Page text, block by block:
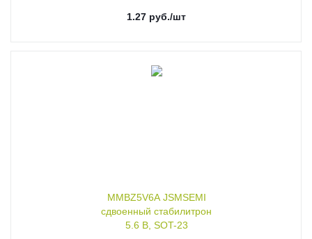
1.27 руб./шт
MMBZ5V6A JSMSEMI
сдвоенный стабилитрон
5.6 В, SOT-23